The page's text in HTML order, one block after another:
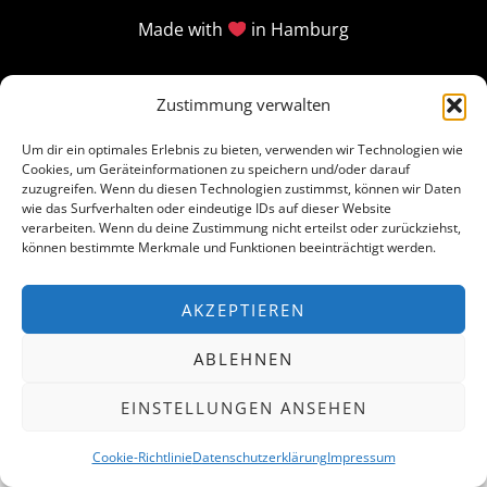
Zustimmung verwalten
Um dir ein optimales Erlebnis zu bieten, verwenden wir Technologien wie
Cookies, um Geräteinformationen zu speichern und/oder darauf
zuzugreifen. Wenn du diesen Technologien zustimmst, können wir Daten
wie das Surfverhalten oder eindeutige IDs auf dieser Website
verarbeiten. Wenn du deine Zustimmung nicht erteilst oder zurückziehst,
können bestimmte Merkmale und Funktionen beeinträchtigt werden.
AKZEPTIEREN
ABLEHNEN
EINSTELLUNGEN ANSEHEN
Cookie-RichtlinieDatenschutzerklärungImpressum
Made with in Hamburg